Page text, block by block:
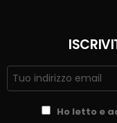
Ho letto e